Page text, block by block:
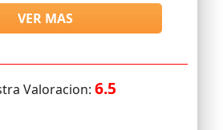
VER MAS
Valoracion: 6.5